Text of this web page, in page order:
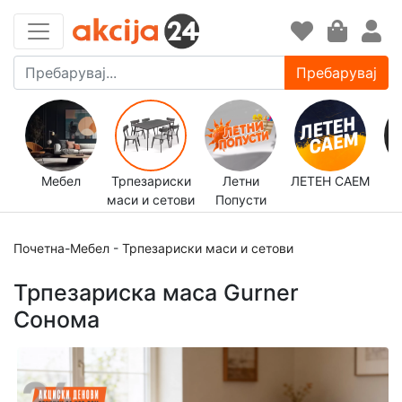
Пребарувај
Мебел
Трпезариски
маси и сетови
Летни
Попусти
ЛЕТЕН САЕМ
Почетна-Мебел - Трпезариски маси и сетови
Трпезариска маса Gurner
Сонома